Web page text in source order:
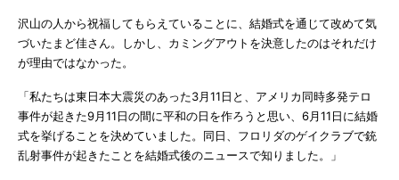
沢山の人から祝福してもらえていることに、結婚式を通じて改めて気
づいたまど佳さん。しかし、カミングアウトを決意したのはそれだけ
が理由ではなかった。
「私たちは東日本大震災のあった3月11日と、アメリカ同時多発テロ
事件が起きた9月11日の間に平和の日を作ろうと思い、6月11日に結婚
式を挙げることを決めていました。同日、フロリダのゲイクラブで銃
乱射事件が起きたことを結婚式後のニュースで知りました。」